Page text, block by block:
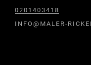
0201403418
INFO@MALER-